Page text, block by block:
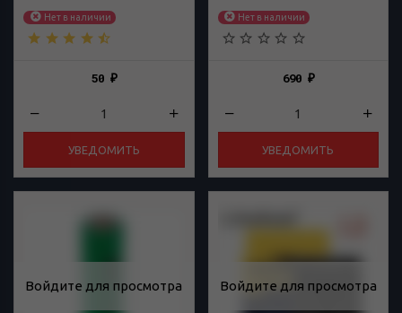
Нет в наличии
50 ₽
УВЕДОМИТЬ
Нет в наличии
690 ₽
УВЕДОМИТЬ
Войдите для просмотра Войдите для просмотра